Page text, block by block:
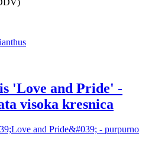
'Love and Pride' -
visoka kresnica